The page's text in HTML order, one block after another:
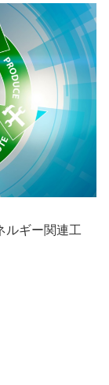
ルギー関連工